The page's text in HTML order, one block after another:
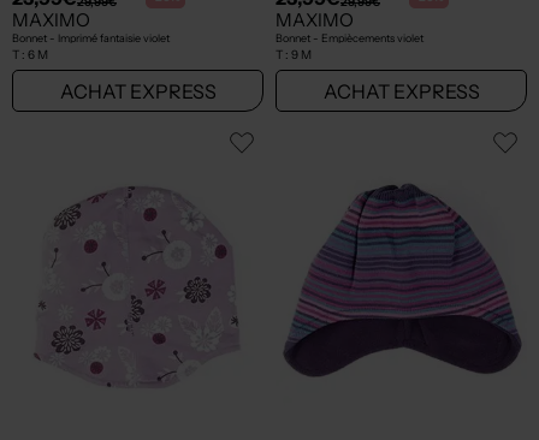
MAXIMO
Bonnet - Imprimé fantaisie violet
T : 6 M
ACHAT EXPRESS
MAXIMO
Bonnet - Empiècements violet
T : 9 M
ACHAT EXPRESS